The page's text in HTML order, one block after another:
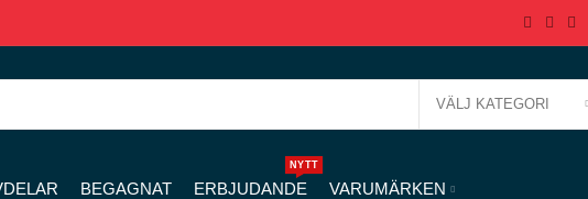
VÄLJ KATEGORI
BEGAGNAT ERBJUDANDE
NYTT
VARUMÄRKEN